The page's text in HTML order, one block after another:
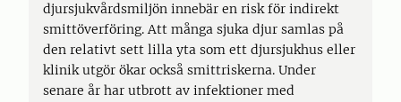
djursjukvårdsmiljön innebär en risk för indirekt
smittöverföring. Att många sjuka djur samlas på
den relativt sett lilla yta som ett djursjukhus eller
klinik utgör ökar också smittriskerna. Under
senare år har utbrott av infektioner med